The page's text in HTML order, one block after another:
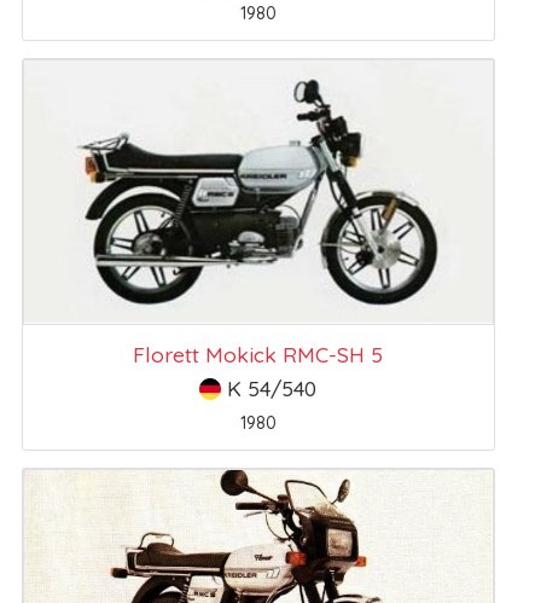
1980
Florett Mokick RMC-SH 5
K 54/540
1980